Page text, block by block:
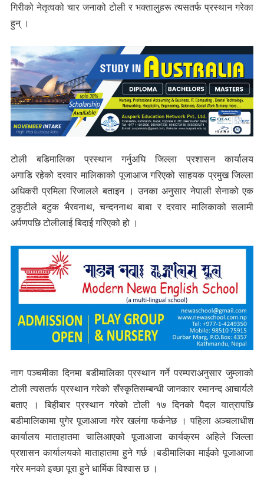
गिरीको नेतृत्वको चार जनाको टोली र भक्तालुहरू त्यसतर्फ प्रस्थान गरेका
हुन् ।
टोली बडिमालिका प्रस्थान गर्नुअघि जिल्ला प्रशासन कार्यालय
अगाडि रहेको दरवार मालिकाको पूजाआज गरिएको साहयक प्रमुख जिल्ला
अधिकरी प्रमिला रिजालले बताइन । उनका अनुसार नेपाली सेनाको एक
टुकुटीले बटुक भैरवनाथ, चन्दननाथ बाबा र दरवार मालिकाको सलामी
अर्पणपछि टोलीलाई बिदाई गरिएको हो ।
नाग पञ्चमीका दिनमा बडीमालिका प्रस्थान गर्ने परम्पराअनुसार जुम्लाको
टोली त्यसतर्फ प्रस्थान गरेको सँस्कृतिसम्बन्धी जानकार रमानन्द आचार्यले
बताए । बिहीबार प्रस्थान गरेको टोली १७ दिनको पैदल यात्रापछि
बडीमालिकामा पुगेर पूजाआजा गरेर खलंगा फर्कनेछ । पहिला अञ्चलाधीश
कार्यालय माताहातमा चालिआएको पूजाआजा कार्यक्रम अहिले जिल्ला
प्रशासन कार्यालयको माताहातमा हुने गर्छ ।बडीमालिका माईको पूजाआजा
गरेर मनको इच्छा पूरा हुने धार्मिक विश्वास छ ।